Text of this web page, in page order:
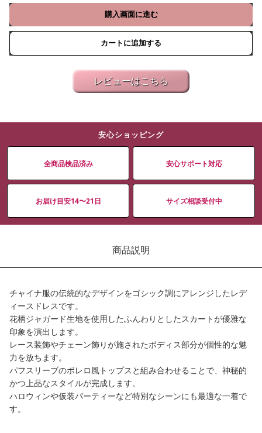
購入画面に進む
カートに追加する
レビューはこちら
安心ショッピング
全商品検品済み 安心サポート対応
お届け目安14〜21日 サイズ相談受付中
商品説明
チャイナ服の伝統的なデザインをゴシック調にアレンジしたレデ
ィースドレスです。
花柄ジャガード生地を使用したふんわりとしたスカートが優雅な
印象を演出します。
レース装飾やチェーン飾りが施されたボディス部分が個性的な魅
力を放ちます。
パフスリーブのボレロ風トップスと組み合わせることで、神秘的
かつ上品なスタイルが完成します。
ハロウィンや仮装パーティーなど特別なシーンにも最適な一着で
す。